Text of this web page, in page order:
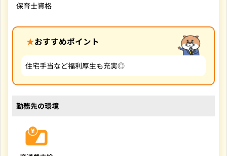
保育士資格
おすすめポイント
住宅手当など福利厚生も充実◎
勤務先の環境